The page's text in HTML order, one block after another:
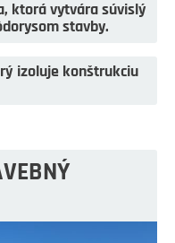
ktorá vytvára súvislý
stavby.
izoluje konštrukciu